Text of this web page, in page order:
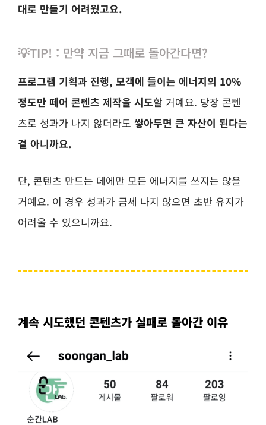
대로 만들기 어려웠고요.
💡TIP! : 만약 지금 그때로 돌아간다면?
프로그램 기획과 진행, 모객에 들이는 에너지의 10%
정도만 떼어 콘텐츠 제작을 시도할 거예요. 당장 콘텐
츠로 성과가 나지 않더라도 쌓아두면 큰 자산이 된다는
걸 아니까요.
단, 콘텐츠 만드는 데에만 모든 에너지를 쓰지는 않을
거예요. 이 경우 성과가 금세 나지 않으면 초반 유지가
어려울 수 있으니까요.
계속 시도했던 콘텐츠가 실패로 돌아간 이유